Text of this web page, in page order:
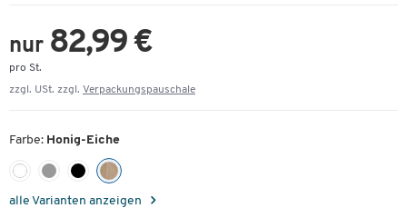
nur 82,99 €
pro St.
zzgl. USt. zzgl. Verpackungspauschale
Farbe: Honig-Eiche
alle Varianten anzeigen